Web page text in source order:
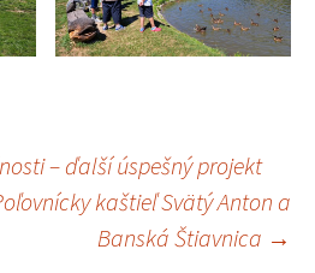
– ďalší úspešný projekt
kaštieľ Svätý Anton a
Banská Štiavnica →